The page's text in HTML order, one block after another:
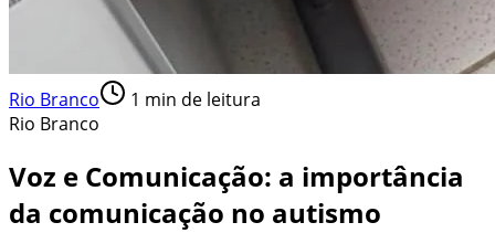
Rio Branco 1 min de leitura
Rio Branco
Voz e Comunicação: a importância
da comunicação no autismo